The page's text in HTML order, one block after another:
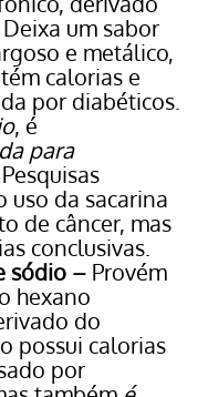
um sabor
e metálico,
calorias e
por diabéticos.
, é
para
uso da sacarina
de câncer, mas
conclusivas.
sódio – Provém
hexano
do
possui calorias
por